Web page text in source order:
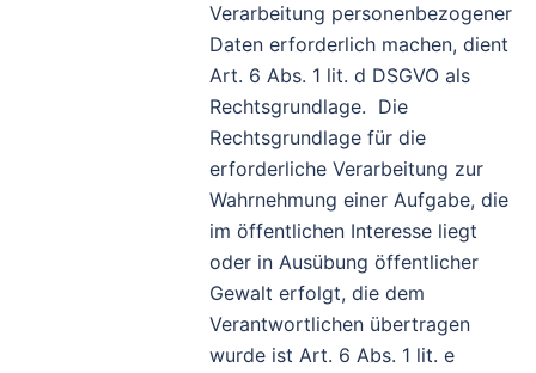
Verarbeitung personenbezogener
Daten erforderlich machen, dient
Art. 6 Abs. 1 lit. d DSGVO als
Rechtsgrundlage. Die
Rechtsgrundlage für die
erforderliche Verarbeitung zur
Wahrnehmung einer Aufgabe, die
im öffentlichen Interesse liegt
oder in Ausübung öffentlicher
Gewalt erfolgt, die dem
Verantwortlichen übertragen
wurde ist Art. 6 Abs. 1 lit. e